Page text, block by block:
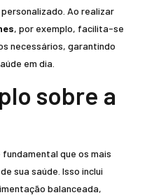
Ao realizar
, por exemplo, facilita-se
necessários, garantindo
em dia.
sobre a
que os mais
sua saúde. Isso inclui
balanceada,